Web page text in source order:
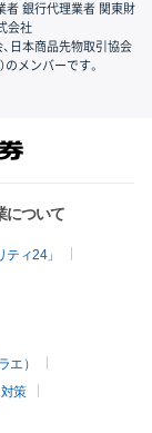
者 銀行代理業者 関東財
会社
日本商品先物取引協会
メンバーです。
について
ィ24」
エ）
策